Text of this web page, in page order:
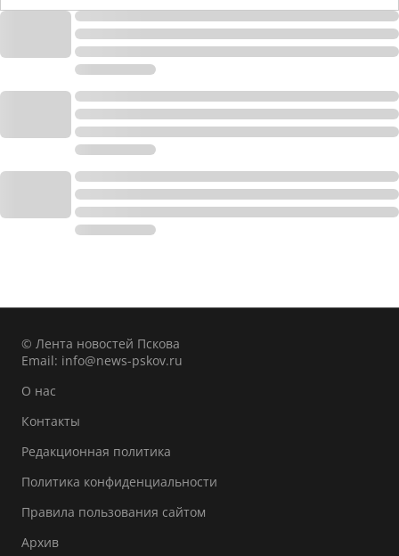
© Лента новостей Пскова
Email: info@news-pskov.ru
О нас
Контакты
Редакционная политика
Политика конфиденциальности
Правила пользования сайтом
Архив